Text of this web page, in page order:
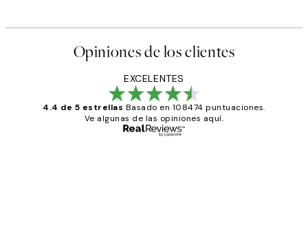
Opiniones de los clientes
EXCELENTES
4.4 de 5 estrellas Basado en 108474 puntuaciones.
Ve algunas de las opiniones aquí.